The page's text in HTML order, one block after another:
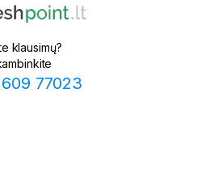
klausimų?
77023